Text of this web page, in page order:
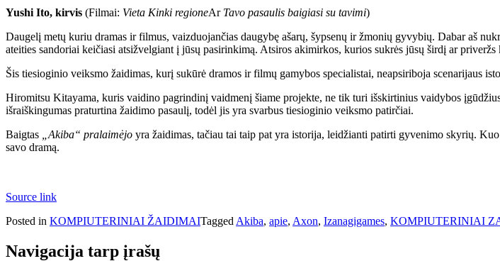
Yushi Ito, kirvis (Filmai: Vieta Kinki regioneAr Tavo pasaulis baigiasi su tavimi)
Daugelį metų kuriu dramas ir filmus, vaizduojančias daugybę ašarų, šypsenų ir žmonių gyvybių. Dabar aš
ateities sandoriai keičiasi atsižvelgiant į jūsų pasirinkimą. Atsiros akimirkos, kurios sukrės jūsų širdį ar priveržs
Šis tiesioginio veiksmo žaidimas, kurį sukūrė dramos ir filmų gamybos specialistai, neapsiriboja scenarijaus
Hiromitsu Kitayama, kuris vaidino pagrindinį vaidmenį šiame projekte, ne tik turi išskirtinius vaidybos
išraiškingumas praturtina žaidimo pasaulį, todėl jis yra svarbus tiesioginio veiksmo patirčiai.
Baigtas
„Akiba“ pralaimėjo yra žaidimas, tačiau tai taip pat yra istorija, leidžianti patirti gyvenimo skyrių.
savo dramą.
Source link
Posted in KOMPIUTERINIAI ŽAIDIMAITagged Akiba, apie, Axon, Izanagigames, KOMPIUTERINIAI
Navigacija tarp įrašų